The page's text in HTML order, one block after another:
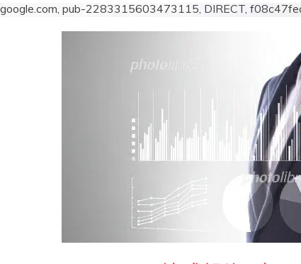
google.com, pub-2283315603473115, DIRECT,